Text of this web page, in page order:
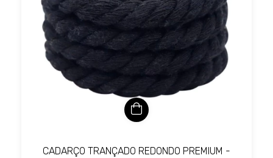
CADARÇO TRANÇADO REDONDO PREMIUM -